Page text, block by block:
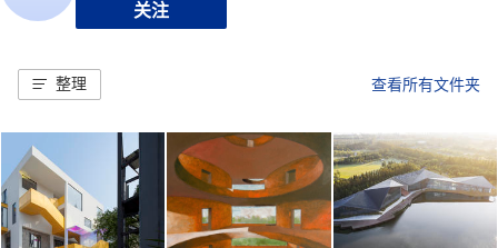
关注
整理 查看所有文件夹